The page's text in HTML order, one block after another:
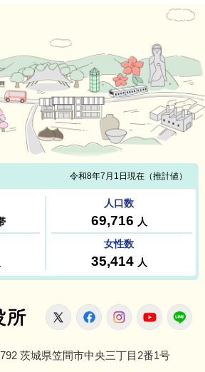
笠間市役所
X FacebookInstagram
茨城県笠間市中央三丁目2番1号